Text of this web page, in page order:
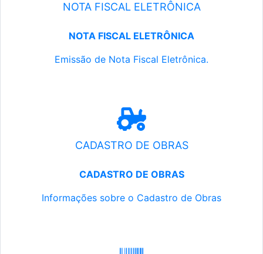
NOTA FISCAL ELETRÔNICA
NOTA FISCAL ELETRÔNICA
Emissão de Nota Fiscal Eletrônica.
CADASTRO DE OBRAS
CADASTRO DE OBRAS
Informações sobre o Cadastro de Obras